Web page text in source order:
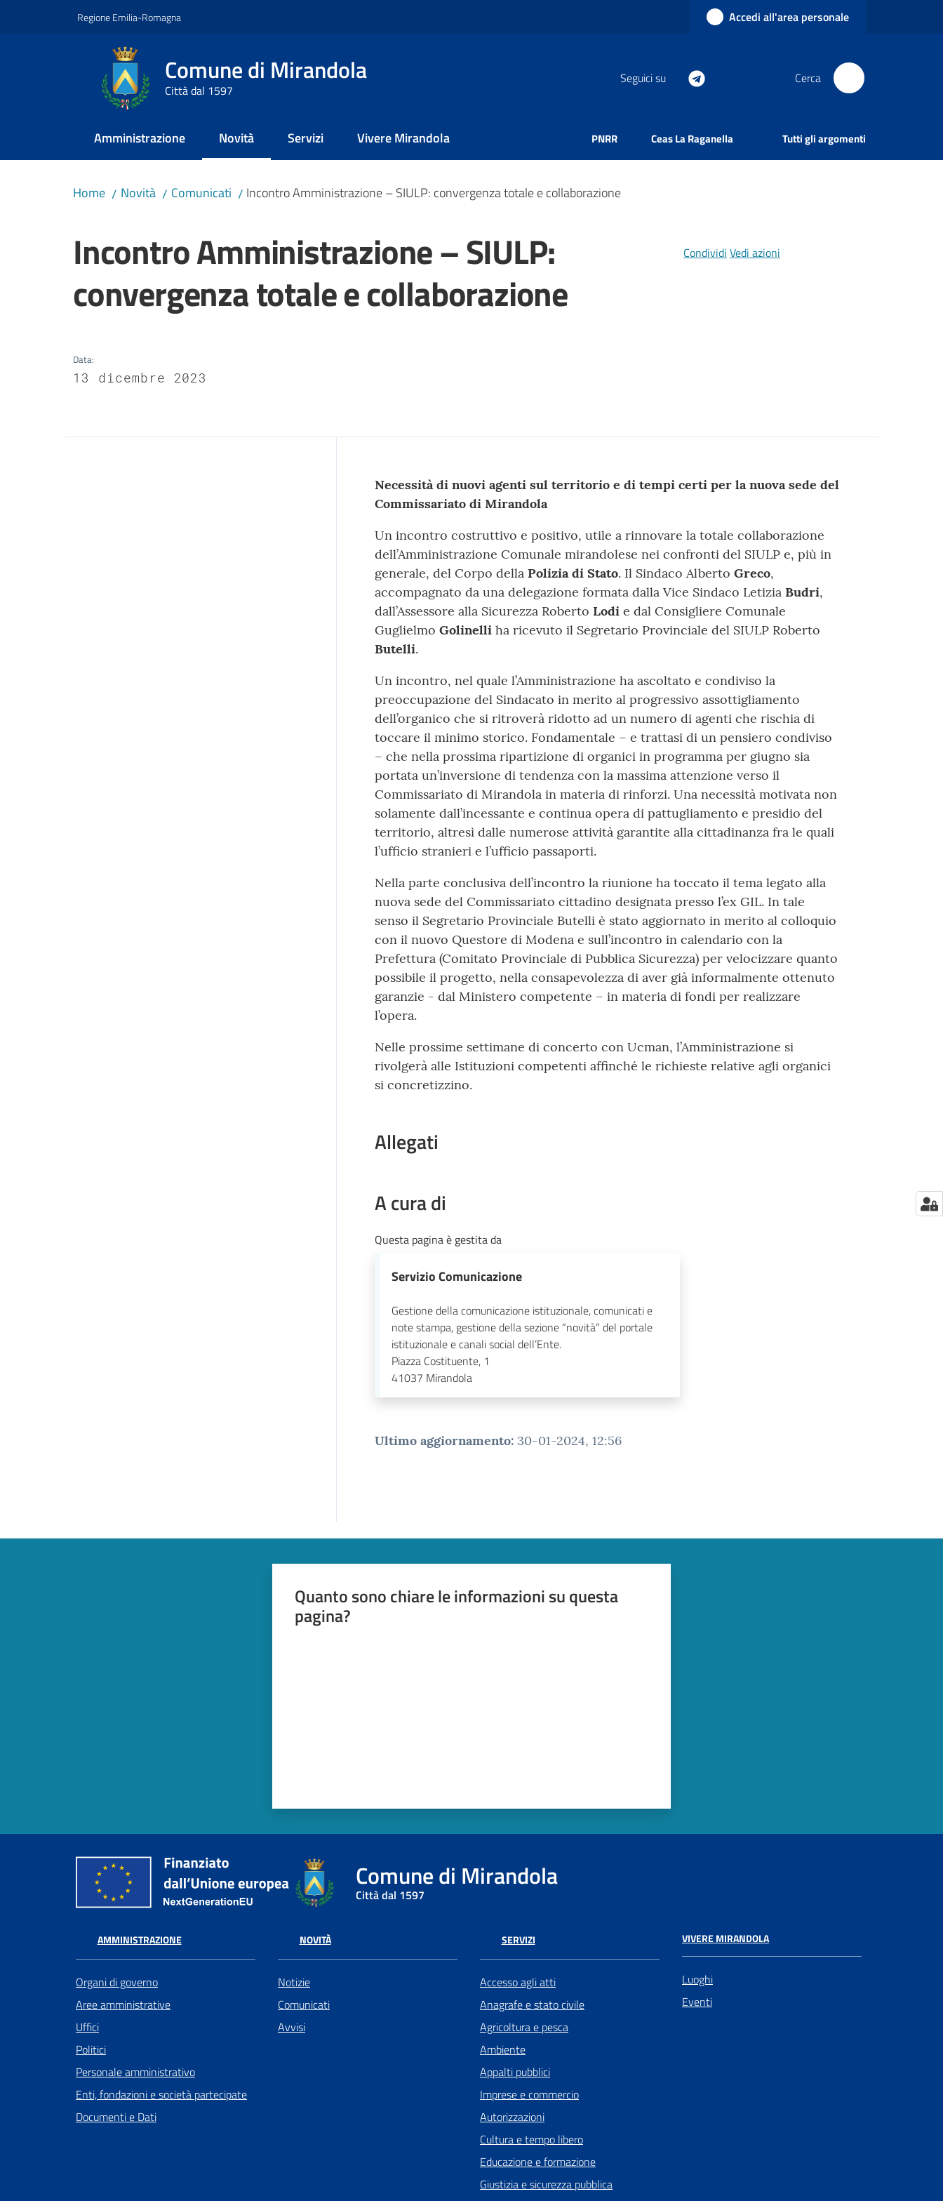
Regione Emilia-Romagna Accedi all'area personale
Comune di Mirandola
Città dal 1597
Seguici su Cerca
Amministrazione Novità
Menu selezionato
Servizi Vivere Mirandola PNRR Ceas La Raganella Tutti gli argomenti
Home / Novità / Comunicati / Incontro Amministrazione – SIULP: convergenza totale e collaborazione
Incontro Amministrazione – SIULP:
convergenza totale e collaborazione
Data:
13 dicembre 2023
Condividi Vedi azioni
Contenuto
Necessità di nuovi agenti sul territorio e di tempi certi per la nuova sede del
Commissariato di Mirandola
Un incontro costruttivo e positivo, utile a rinnovare la totale collaborazione
dell’Amministrazione Comunale mirandolese nei confronti del SIULP e, più in
generale, del Corpo della Polizia di Stato. Il Sindaco Alberto Greco,
accompagnato da una delegazione formata dalla Vice Sindaco Letizia Budri,
dall’Assessore alla Sicurezza Roberto Lodi e dal Consigliere Comunale
Guglielmo Golinelli ha ricevuto il Segretario Provinciale del SIULP Roberto
Butelli.
Un incontro, nel quale l’Amministrazione ha ascoltato e condiviso la
preoccupazione del Sindacato in merito al progressivo assottigliamento
dell’organico che si ritroverà ridotto ad un numero di agenti che rischia di
toccare il minimo storico. Fondamentale – e trattasi di un pensiero condiviso
– che nella prossima ripartizione di organici in programma per giugno sia
portata un’inversione di tendenza con la massima attenzione verso il
Commissariato di Mirandola in materia di rinforzi. Una necessità motivata non
solamente dall’incessante e continua opera di pattugliamento e presidio del
territorio, altresì dalle numerose attività garantite alla cittadinanza fra le quali
l’ufficio stranieri e l’ufficio passaporti.
Nella parte conclusiva dell’incontro la riunione ha toccato il tema legato alla
nuova sede del Commissariato cittadino designata presso l’ex GIL. In tale
senso il Segretario Provinciale Butelli è stato aggiornato in merito al colloquio
con il nuovo Questore di Modena e sull’incontro in calendario con la
Prefettura (Comitato Provinciale di Pubblica Sicurezza) per velocizzare quanto
possibile il progetto, nella consapevolezza di aver già informalmente ottenuto
garanzie - dal Ministero competente – in materia di fondi per realizzare
l’opera.
Nelle prossime settimane di concerto con Ucman, l’Amministrazione si
rivolgerà alle Istituzioni competenti affinché le richieste relative agli organici
si concretizzino.
Allegati
A cura di
Questa pagina è gestita da
Servizio Comunicazione
Gestione della comunicazione istituzionale, comunicati e
note stampa, gestione della sezione “novità” del portale
istituzionale e canali social dell’Ente.
Piazza Costituente, 1
41037 Mirandola
Ultimo aggiornamento: 30-01-2024, 12:56
Quanto sono chiare le informazioni su questa
pagina?
Comune di Mirandola
Città dal 1597
AMMINISTRAZIONE
Organi di governo
Aree amministrative
Uffici
Politici
Personale amministrativo
Enti, fondazioni e società partecipate
Documenti e Dati
NOVITÀ
Notizie
Comunicati
Avvisi
SERVIZI
Accesso agli atti
Anagrafe e stato civile
Agricoltura e pesca
Ambiente
Appalti pubblici
Imprese e commercio
Autorizzazioni
Cultura e tempo libero
Educazione e formazione
Giustizia e sicurezza pubblica
VIVERE MIRANDOLA
Luoghi
Eventi